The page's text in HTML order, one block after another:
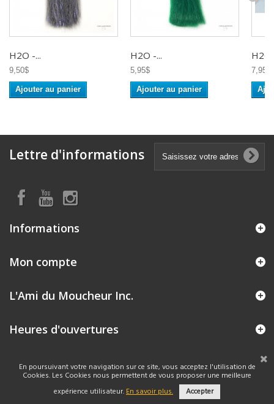
H2O -...
9,50$
Ajouter au panier
H2O -...
5,95$
Ajouter au panier
H2O
7,95$
Lettre d'informations
Informations
Mon compte
L'Ami du Moucheur Inc.
Heures d'ouvertures
En poursuivant votre navigation sur ce site, vous acceptez l'utilisation de
Cookies. Les Cookies nous permettent de vous proposer une meilleure
expérience utilisateur.En savoir plus. Accepter